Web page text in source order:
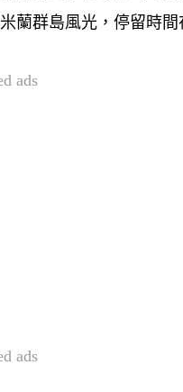
蘭群島風光，停留時間
ads
ads